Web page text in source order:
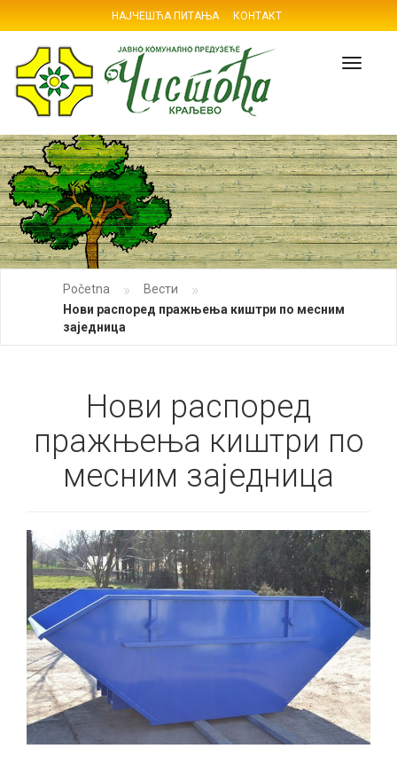
НАЈЧЕШЋА ПИТАЊА КОНТАКТ
Početna » Вести »
Нови распоред пражњења киштри по месним
заједница
Нови распоред
пражњења киштри по
месним заједница